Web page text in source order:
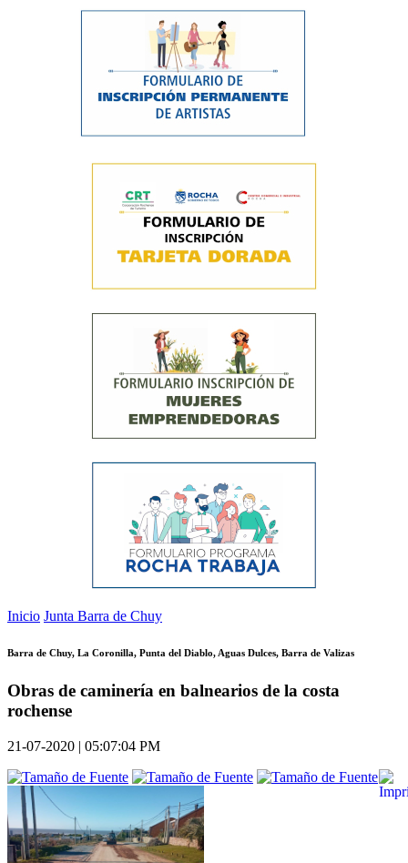
Inicio Junta Barra de Chuy
Barra de Chuy, La Coronilla, Punta del Diablo, Aguas Dulces, Barra de Valizas
Obras de caminería en balnearios de la costa
rochense
21-07-2020 | 05:07:04 PM